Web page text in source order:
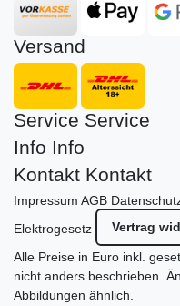
Versand
Service Service
Info Info
Kontakt Kontakt
Impressum AGB
Elektrogesetz
Vertrag
Alle Preise in Euro inkl.
nicht anders beschrieben.
Abbildungen ähnlich.